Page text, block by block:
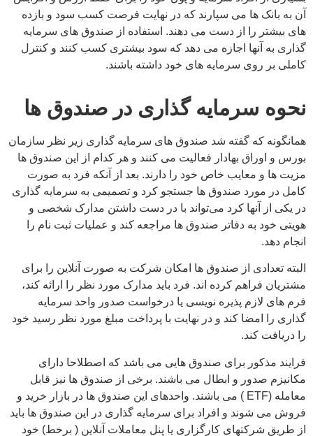
آن به بانک ها می سپارند که در نهایت فرصت کسب سود و بازده
های بیشتر را از دست می دهند. استفاده از صندوق های سرمایه
گذاری به آنها اجازه می دهد که سود بیشتری کسب کنند و کنترل
کاملی بر روی سرمایه های خود داشته باشند.
نحوه سرمایه گذاری در صندوق ها
همانگونه که گفته شد صندوق های سرمایه گذاری زیر نظر سازمان
بورس و اوراق بهادار فعالیت می کنند و هر کدام از این صندوق ها
مزیت ها و معایب خاص خود را دارند. بعد از آنکه فرد به صورت
کامل در مورد صندوق ها جستجو کرد و تصمیمی به سرمایه گذاری
در یکی از آنها کرد می‌تواند با در دست داشتن مدارک شخصی و
هویتی خود به دفاتر صندوق ها مراجعه کند و عملیات ثبت نام را
انجام دهد.
البته تعدادی از صندوق ها امکان شرکت به صورت آنلاین را برای
مشتریان فراهم کرده اند. فرد باید مدارک مورد نظر را ارائه کند،
فرم های لازم پذیره نویسی یا درخواست صدور واحد سرمایه
گذاری را امضا کند و در نهایت با پرداخت مبلغ مورد نظر رسید خود
را دریافت کند.
فرایند مذکور برای صندوق هایی می باشد که اصطلاحا دارای
مکانیزم صدور و ابطال می باشند. برخی از صندوق ها نیز قابل
معامله (ETF ) می باشند. واحدهای این صندوق ها در بازار خرید و
فروش می شوند و افراد برای سرمایه گذاری در این صندوق ها باید
از طریق شرکتهای کارگزاری یا پنل معاملات آنلاین ( برخط) خود